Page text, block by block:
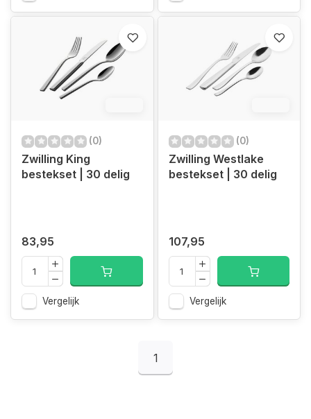
(0)
Zwilling King
bestekset | 30 delig
83,95
Vergelijk
(0)
Zwilling Westlake
bestekset | 30 delig
107,95
Vergelijk
1